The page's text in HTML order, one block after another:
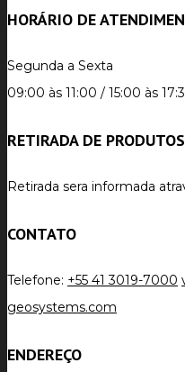
HORÁRIO DE
Segunda a Sexta
09:00 às 11:00 / 15:00 às
RETIRADA DE PRODUTOS
Retirada sera informada
CONTATO
Telefone: +55 41 3019-7000
geosystems.com
ENDEREÇO